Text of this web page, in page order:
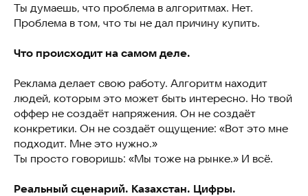
Ты думаешь, что проблема в алгоритмах. Нет.
Проблема в том, что ты не дал причину купить.
Что происходит на самом деле.
Реклама делает свою работу. Алгоритм находит
людей, которым это может быть интересно. Но твой
оффер не создаёт напряжения. Он не создаёт
конкретики. Он не создаёт ощущение: «Вот это мне
подходит. Мне это нужно.»
Ты просто говоришь: «Мы тоже на рынке.» И всё.
Реальный сценарий. Казахстан. Цифры.